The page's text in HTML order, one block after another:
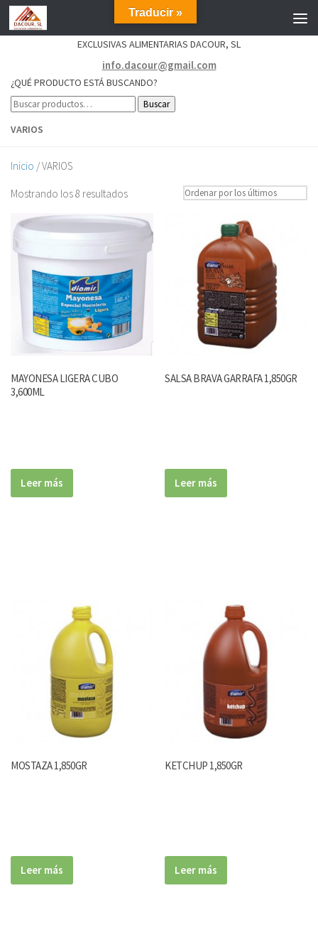
EXCLUSIVAS ALIMENTARIAS DACOUR, SL
info.dacour@gmail.com
¿QUÉ PRODUCTO ESTÁ BUSCANDO?
Buscar
VARIOS
Inicio / VARIOS
Mostrando los 8 resultados
MAYONESA LIGERA CUBO
3,600ML
Leer más
SALSA BRAVA GARRAFA 1,850GR
Leer más
MOSTAZA 1,850GR
Leer más
KETCHUP 1,850GR
Leer más
Traducir »